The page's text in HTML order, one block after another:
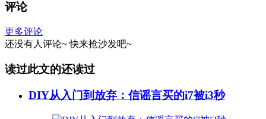
评论
更多评论
还没有人评论~ 快来抢沙发吧~
读过此文的还读过
DIY从入门到放弃：信谣言买的i7被i3秒